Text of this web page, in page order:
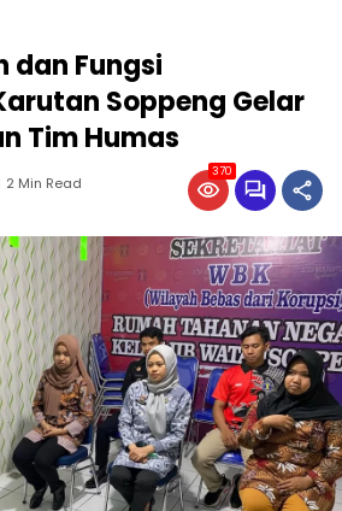
dan Fungsi
Soppeng Gelar
Tim Humas
2 Min Read
370